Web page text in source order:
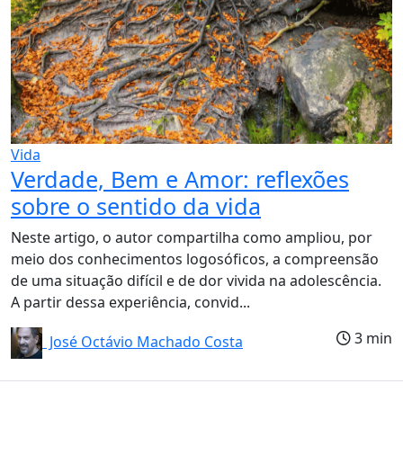
Vida
Verdade, Bem e Amor: reflexões
sobre o sentido da vida
Neste artigo, o autor compartilha como ampliou, por
meio dos conhecimentos logosóficos, a compreensão
de uma situação difícil e de dor vivida na adolescência.
A partir dessa experiência, convid...
José Octávio Machado Costa
3 min